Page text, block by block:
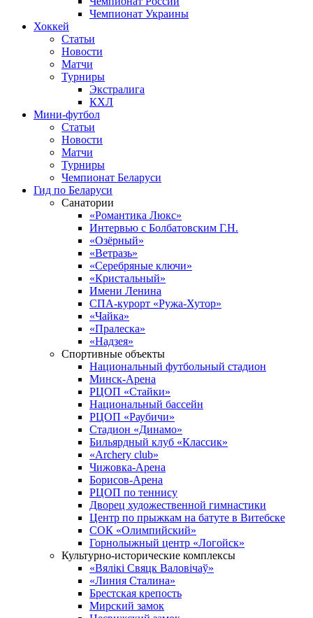
Чемпионат Украины
Хоккей
Статьи
Новости
Матчи
Турниры
Экстралига
КХЛ
Мини-футбол
Статьи
Новости
Матчи
Турниры
Чемпионат Беларуси
Гид по Беларуси
Санатории
«Романтика Люкс»
Интервью с Болбатовским Г.Н.
«Озёрный»
«Ветразь»
«Серебряные ключи»
«Кристальный»
Имени Ленина
СПА-курорт «Ружа-Хутор»
«Чайка»
«Пралеска»
«Надзея»
Спортивные объекты
Национальный футбольный стадион
Минск-Арена
РЦОП «Стайки»
Национальный бассейн
РЦОП «Раубичи»
Стадион «Динамо»
Бильярдный клуб «Классик»
«Archery club»
Чижовка-Арена
Борисов-Арена
РЦОП по теннису
Дворец художественной гимнастики
Центр по прыжкам на батуте в Витебске
СОК «Олимпийский»
Горнолыжный центр «Логойск»
Культурно-исторические комплексы
«Вялікі Свяцк Валовічаў»
«Линия Сталина»
Брестская крепость
Мирский замок